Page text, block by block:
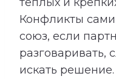
Конфликты
союз, если
разговаривать,
искать